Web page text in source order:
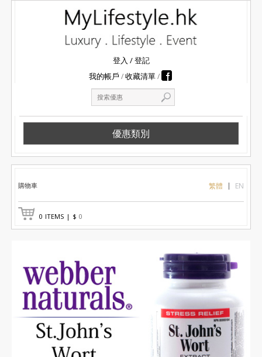
登入 /登記
我的帳戶
收藏清單
優惠類別
購物車 繁體 EN
0 ITEMS | $ 0